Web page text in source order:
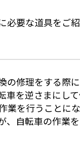
要な道具をご紹
の修理をする際
車を逆さまにし
業を行うことに
、自転車の作業